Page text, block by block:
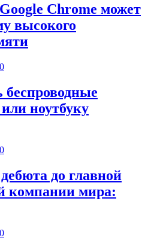
Chrome может
высокого
0
ноутбуку
0
до главной
компании мира:
0